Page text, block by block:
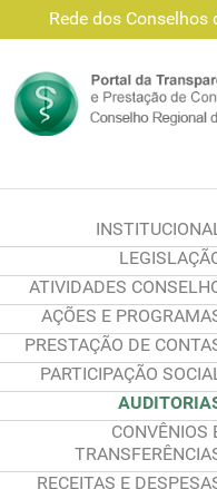
Rede dos Conselhos
ATIVIDADES
AÇÕES E
PRESTAÇÃO DE
PARTICIPAÇÃO
CONVÊNIOS
RECEITAS E